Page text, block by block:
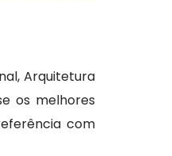
Arquitetura
os melhores
com